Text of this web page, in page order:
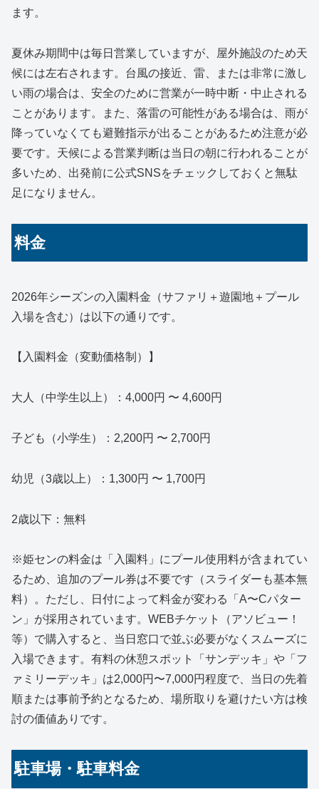
ます。
夏休み期間中は毎日営業していますが、屋外施設のため天
候には左右されます。台風の接近、雷、または非常に激し
い雨の場合は、安全のために営業が一時中断・中止される
ことがあります。また、落雷の可能性がある場合は、雨が
降っていなくても避難指示が出ることがあるため注意が必
要です。天候による営業判断は当日の朝に行われることが
多いため、出発前に公式SNSをチェックしておくと無駄
足になりません。
料金
2026年シーズンの入園料金（サファリ＋遊園地＋プール
入場を含む）は以下の通りです。
【入園料金（変動価格制）】
大人（中学生以上）：4,000円 〜 4,600円
子ども（小学生）：2,200円 〜 2,700円
幼児（3歳以上）：1,300円 〜 1,700円
2歳以下：無料
※姫センの料金は「入園料」にプール使用料が含まれてい
るため、追加のプール券は不要です（スライダーも基本無
料）。ただし、日付によって料金が変わる「A〜Cパター
ン」が採用されています。WEBチケット（アソビュー！
等）で購入すると、当日窓口で並ぶ必要がなくスムーズに
入場できます。有料の休憩スポット「サンデッキ」や「フ
ァミリーデッキ」は2,000円〜7,000円程度で、当日の先着
順または事前予約となるため、場所取りを避けたい方は検
討の価値ありです。
駐車場・駐車料金